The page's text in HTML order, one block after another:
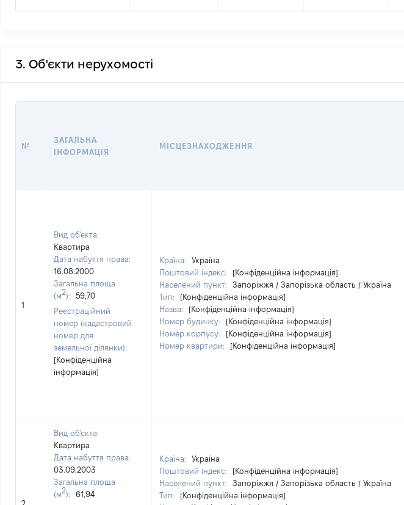
3. Об'єкти нерухомості
№
ЗАГАЛЬНА
ІНФОРМАЦІЯ
МІСЦЕЗНАХОДЖЕННЯ
1
Вид об'єкта:
Квартира
Дата набуття права:
16.08.2000
Загальна площа
(м2):
59,70
Реєстраційний
номер (кадастровий
номер для
земельної ділянки):
[Конфіденційна
інформація]
Країна:
Україна
Поштовий індекс:
[Конфіденційна інформація]
Населений пункт:
Запоріжжя / Запорізька область / Україна
Тип:
[Конфіденційна інформація]
Назва:
[Конфіденційна інформація]
Номер будинку:
[Конфіденційна інформація]
Номер корпусу:
[Конфіденційна інформація]
Номер квартири:
[Конфіденційна інформація]
2
Вид об'єкта:
Квартира
Дата набуття права:
03.09.2003
Загальна площа
(м2): 61,94
Країна:
Україна
Поштовий індекс:
[Конфіденційна інформація]
Населений пункт:
Запоріжжя / Запорізька область / Україна
Тип:
[Конфіденційна інформація]